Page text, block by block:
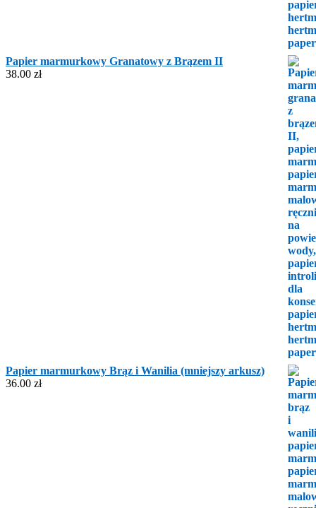
Papier marmurkowy Granatowy z Brązem II
38.00 zł
Papier marmurkowy Brąz i Wanilia (mniejszy arkusz)
36.00 zł